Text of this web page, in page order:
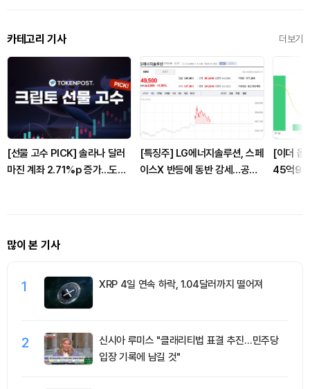
카테고리 기사 더보기
[선물 고수 PICK] 솔라나 달러
마진 계좌 2.71%p 증가...도지
[특징주] LG에너지솔루션, 스페
이스X 반등에 동반 강세…공급
[이더 옵
45억
많이 본 기사
1 XRP 4일 연속 하락, 1.04달러까지 떨어져
2
신시아 루미스 "클래리티법 표결 추진…민주당
입장 기록에 남길 것"